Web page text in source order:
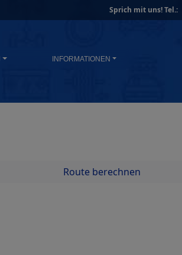
Sprich mit uns!Tel.:
INFORMATIONEN
Route berechnen